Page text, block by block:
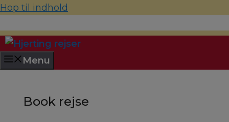
Hop til indhold
Menu
Book rejse